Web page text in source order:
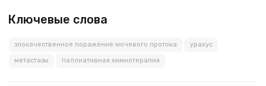
Ключевые слова
злокачественное поражение мочевого протока урахус
метастазы паллиативная химиотерапия